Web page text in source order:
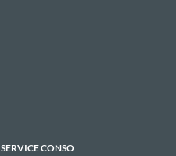
SERVICE CONSO